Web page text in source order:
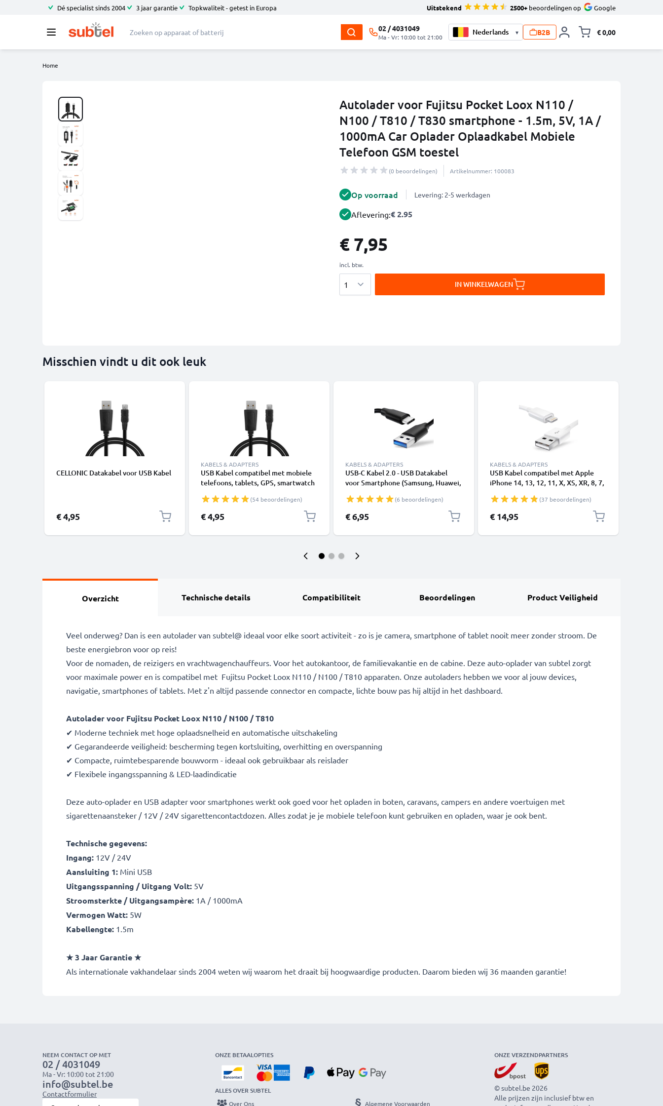
Dé specialist sinds 2004 3 jaar garantie Topkwaliteit - getest in Europa Uitstekend 2500+ beoordelingen op Google
02 / 4031049
Ma - Vr: 10:00 tot 21:00
▾ B2B € 0,00
Home
Autolader voor Fujitsu Pocket Loox N110 /
N100 / T810 / T830 smartphone - 1.5m, 5V, 1A /
1000mA Car Oplader Oplaadkabel Mobiele
Telefoon GSM toestel
(0 beoordelingen) Artikelnummer: 100083
Op voorraad Levering: 2-5 werkdagen
Aflevering:€ 2.95
€ 7,95
incl. btw.
IN WINKELWAGEN
Misschien vindt u dit ook leuk
CELLONIC Datakabel voor USB Kabel
€ 4,95
KABELS & ADAPTERS
USB Kabel compatibel met mobiele
telefoons, tablets, GPS, smartwatch
PVC
(54 beoordelingen)
€ 4,95
KABELS & ADAPTERS
USB-C Kabel 2.0 - USB Datakabel
voor Smartphone (Samsung, Huawei,
Panasonic Lumix, Sony, GoPro) -
1,0m 3A Oplaadkabel USB C Stekker
(6 beoordelingen)
€ 6,95
KABELS & ADAPTERS
USB Kabel compatibel met Apple
iPhone 14, 13, 12, 11, X, XS, XR, 8, 7,
(37 beoordelingen)
€ 14,95
Overzicht Technische details Compatibiliteit Beoordelingen Product Veiligheid
Veel onderweg? Dan is een autolader van subtel@ ideaal voor elke soort activiteit - zo is je camera, smartphone of tablet nooit meer zonder stroom. De
beste energiebron voor op reis!
Voor de nomaden, de reizigers en vrachtwagenchauffeurs. Voor het autokantoor, de familievakantie en de cabine. Deze auto-oplader van subtel zorgt
voor maximale power en is compatibel met Fujitsu Pocket Loox N110 / N100 / T810 apparaten. Onze autoladers hebben we voor al jouw devices,
navigatie, smartphones of tablets. Met z'n altijd passende connector en compacte, lichte bouw pas hij altijd in het dashboard.
Autolader voor Fujitsu Pocket Loox N110 / N100 / T810
✔ Moderne techniek met hoge oplaadsnelheid en automatische uitschakeling
✔ Gegarandeerde veiligheid: bescherming tegen kortsluiting, overhitting en overspanning
✔ Compacte, ruimtebesparende bouwvorm - ideaal ook gebruikbaar als reislader
✔ Flexibele ingangsspanning & LED-laadindicatie
Deze auto-oplader en USB adapter voor smartphones werkt ook goed voor het opladen in boten, caravans, campers en andere voertuigen met
sigarettenaansteker / 12V / 24V sigarettencontactdozen. Alles zodat je je mobiele telefoon kunt gebruiken en opladen, waar je ook bent.
Technische gegevens:
Ingang: 12V / 24V
Aansluiting 1: Mini USB
Uitgangsspanning / Uitgang Volt: 5V
Stroomsterkte / Uitgangsampère: 1A / 1000mA
Vermogen Watt: 5W
Kabellengte: 1.5m
★ 3 Jaar Garantie ★
Als internationale vakhandelaar sinds 2004 weten wij waarom het draait bij hoogwaardige producten. Daarom bieden wij 36 maanden garantie!
NEEM CONTACT OP MET
02 / 4031049
Ma - Vr: 10:00 tot 21:00
info@subtel.be
Contactformulier
ONZE BETAALOPTIES
ALLES OVER SUBTEL
Over Ons Algemene Voorwaarden
ONZE VERZENDPARTNERS
© subtel.be 2026
Alle prijzen zijn inclusief btw en